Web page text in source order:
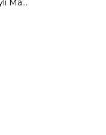
Kare Yaka Karpuz Kol Taş Detaylı Maxi Yağ Yeşili Civo Kadın Elbise 206Y501